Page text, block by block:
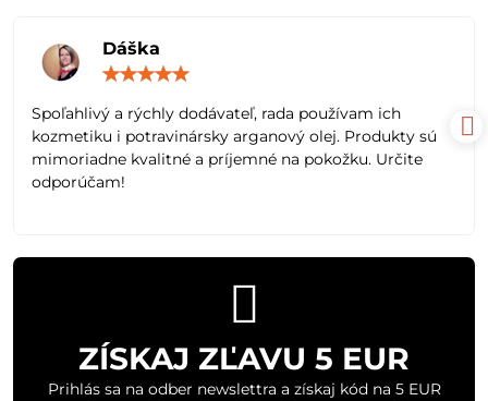
Dáška
5
Spoľahlivý a rýchly dodávateľ, rada používam ich
kozmetiku i potravinársky arganový olej. Produkty sú
mimoriadne kvalitné a príjemné na pokožku. Určite
odporúčam!
ZÍSKAJ ZĽAVU 5 EUR
Prihlás sa na odber newslettra a získaj kód na 5 EUR